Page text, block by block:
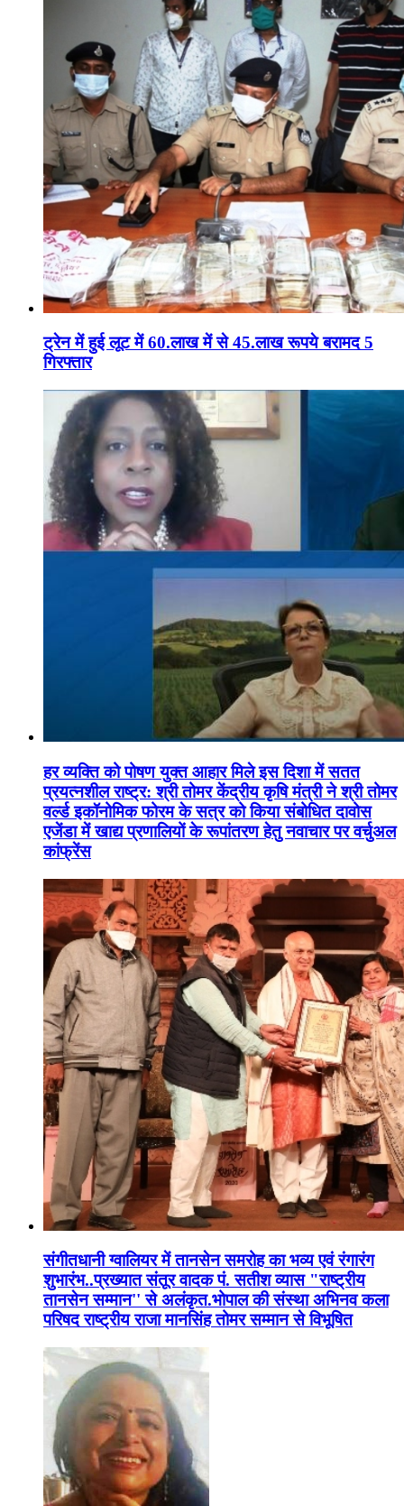
ट्रेन में हुई लूट में 60.लाख में से 45.लाख रूपये बरामद 5
गिरफ्तार
हर व्यक्ति को पोषण युक्त आहार मिले इस दिशा में सतत
प्रयत्नशील राष्ट्र: श्री तोमर केंद्रीय कृषि मंत्री ने श्री तोमर
वर्ल्ड इकॉनोमिक फोरम के सत्र को किया संबोधित दावोस
एजेंडा में खाद्य प्रणालियों के रूपांतरण हेतु नवाचार पर वर्चुअल
कांफ्रेंस
संगीतधानी ग्वालियर में तानसेन समरोह का भव्य एवं रंगारंग
शुभारंभ..प्रख्यात संतूर वादक पं. सतीश व्यास "राष्ट्रीय
तानसेन सम्मान'' से अलंकृत.भोपाल की संस्था अभिनव कला
परिषद राष्ट्रीय राजा मानसिंह तोमर सम्मान से विभूषित